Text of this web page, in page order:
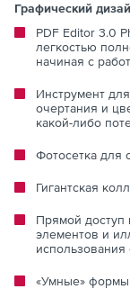
Графический
PDF Editor 3.0
легкостью
начиная с
Инструмент
очертания и
какой-либо
Фотосетка для
Гигантская
Прямой доступ
элементов и
использования
«Умные» формы.